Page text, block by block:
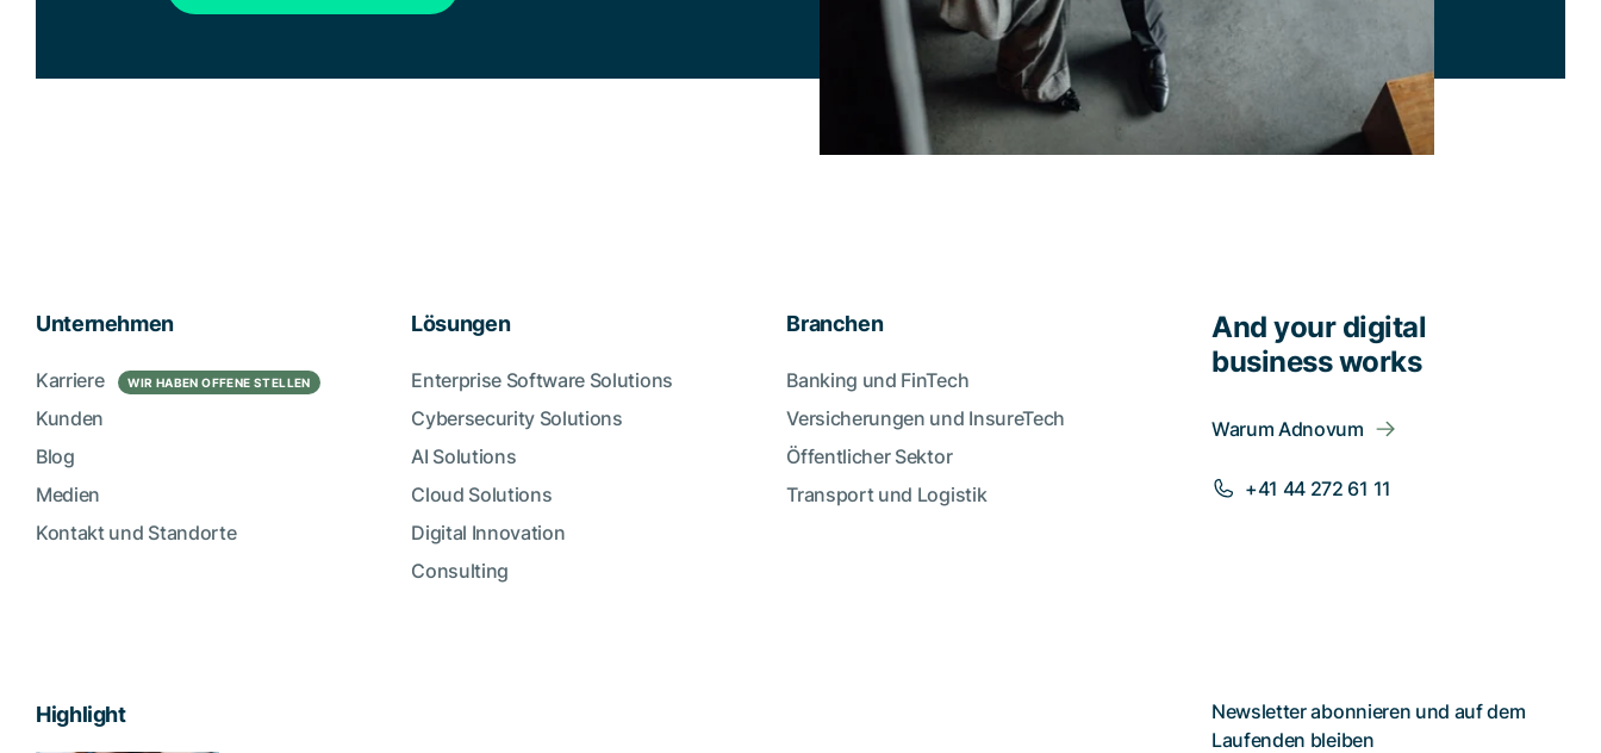
And your digital
business works
Warum Adnovum
+41 44 272 61 11
Unternehmen
Karriere WIR HABEN OFFENE STELLEN
Kunden
Blog
Medien
Kontakt und Standorte
Lösungen
Enterprise Software Solutions
Cybersecurity Solutions
AI Solutions
Cloud Solutions
Digital Innovation
Consulting
Branchen
Banking und FinTech
Versicherungen und InsureTech
Öffentlicher Sektor
Transport und Logistik
Newsletter abonnieren und auf dem
Laufenden bleiben
Highlight